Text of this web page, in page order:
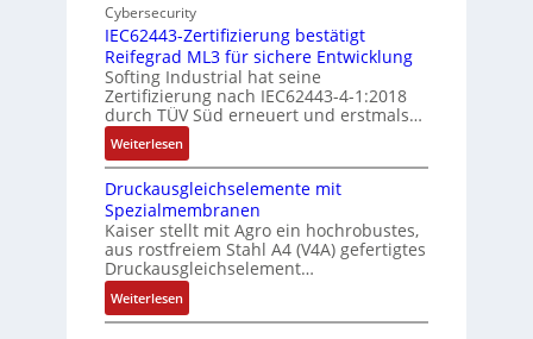
g
e
d
u
t
r
i
e
-
P
C
l
ä
s
s
b
i
f
u
n
k
m
o
d
u
l
e
b
r
Cybersecurity
IEC62443-Zertifizierung bestätigt
Reifegrad ML3 für sichere Entwicklung
Softing Industrial hat seine
Zertifizierung nach IEC62443-4-1:2018
durch TÜV Süd erneuert und erstmals…
Weiterlesen:
I
E
C
6
2
4
4
3
Druckausgleichselemente mit
Spezialmembranen
Kaiser stellt mit Agro ein hochrobustes,
aus rostfreiem Stahl A4 (V4A) gefertigtes
Druckausgleichselement…
Weiterlesen:
D